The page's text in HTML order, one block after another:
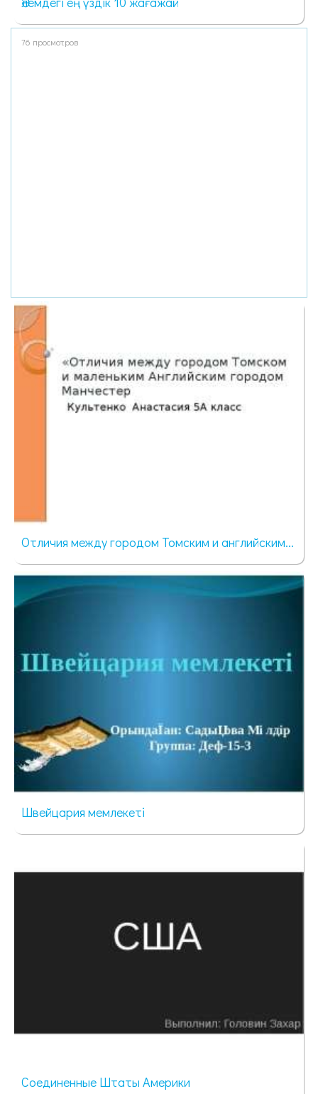
76 просмотров
Отличия между городом Томским и английским...
Швейцария мемлекеті
Соединенные Штаты Америки